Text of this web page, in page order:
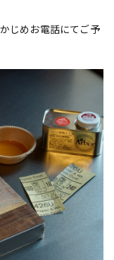
じめお電話にてご予